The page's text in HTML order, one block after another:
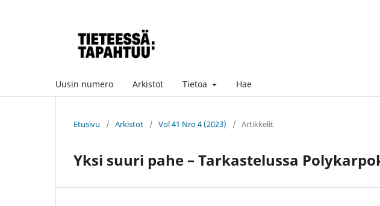
Uusin numero Arkistot Tietoa Hae
Etusivu / Arkistot / Vol 41 Nro 4 (2023) / Artikkelit
Yksi suuri pahe – Tarkastelussa